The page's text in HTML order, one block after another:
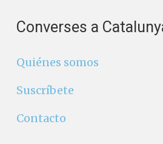
Converses a
Quiénes somos
Suscríbete
Contacto